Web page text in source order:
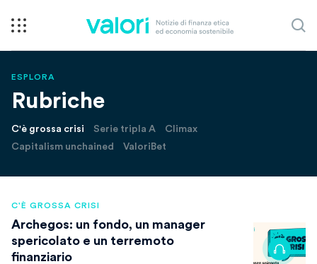
ESPLORA
Rubriche
C'è grossa crisi Serie tripla A
Climax
Capitalism unchained
ValoriBet
C'È GROSSA CRISI
Archegos: un fondo, un manager
spericolato e un terremoto
finanziario